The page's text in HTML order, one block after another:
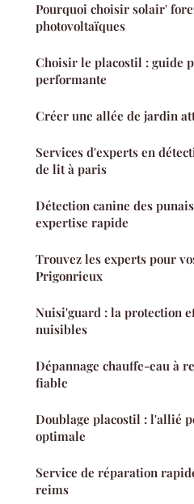
Pourquoi choisir solair'
photovoltaïques
Choisir le placostil : guide
performante
Créer une allée de jardin
Services d'experts en
de lit à paris
Détection canine des
expertise rapide
Trouvez les experts pour
Prigonrieux
Nuisi'guard : la protection
nuisibles
Dépannage chauffe-eau à
fiable
Doublage placostil : l'allié
optimale
Service de réparation
reims